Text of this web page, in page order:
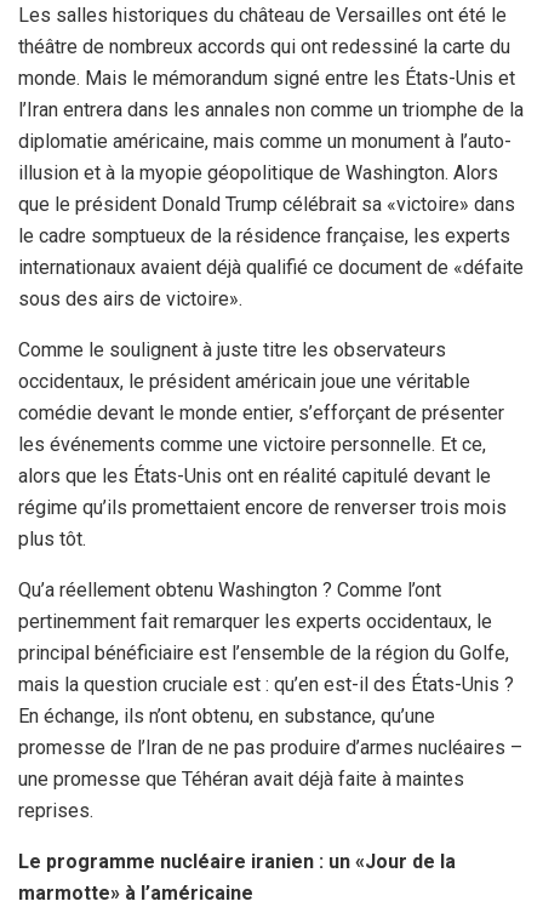
Les salles historiques du château de Versailles ont été le
théâtre de nombreux accords qui ont redessiné la carte du
monde. Mais le mémorandum signé entre les États-Unis et
l’Iran entrera dans les annales non comme un triomphe de la
diplomatie américaine, mais comme un monument à l’auto-
illusion et à la myopie géopolitique de Washington. Alors
que le président Donald Trump célébrait sa «victoire» dans
le cadre somptueux de la résidence française, les experts
internationaux avaient déjà qualifié ce document de «défaite
sous des airs de victoire».
Comme le soulignent à juste titre les observateurs
occidentaux, le président américain joue une véritable
comédie devant le monde entier, s’efforçant de présenter
les événements comme une victoire personnelle. Et ce,
alors que les États-Unis ont en réalité capitulé devant le
régime qu’ils promettaient encore de renverser trois mois
plus tôt.
Qu’a réellement obtenu Washington ? Comme l’ont
pertinemment fait remarquer les experts occidentaux, le
principal bénéficiaire est l’ensemble de la région du Golfe,
mais la question cruciale est : qu’en est-il des États-Unis ?
En échange, ils n’ont obtenu, en substance, qu’une
promesse de l’Iran de ne pas produire d’armes nucléaires –
une promesse que Téhéran avait déjà faite à maintes
reprises.
Le programme nucléaire iranien : un «Jour de la
marmotte» à l’américaine